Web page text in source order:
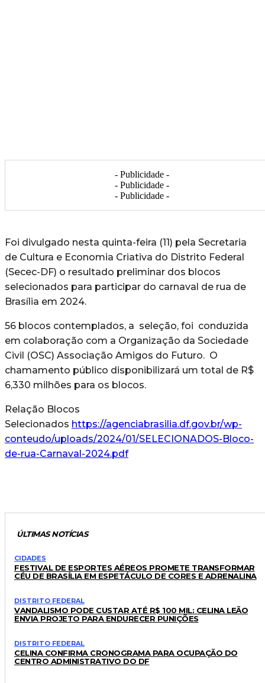
- Publicidade -
- Publicidade -
- Publicidade -
Foi divulgado nesta quinta-feira (11) pela Secretaria
de Cultura e Economia Criativa do Distrito Federal
(Secec-DF) o resultado preliminar dos blocos
selecionados para participar do carnaval de rua de
Brasília em 2024.
56 blocos contemplados, a seleção, foi conduzida
em colaboração com a Organização da Sociedade
Civil (OSC) Associação Amigos do Futuro. O
chamamento público disponibilizará um total de R$
6,330 milhões para os blocos.
Relação Blocos
Selecionados https://agenciabrasilia.df.gov.br/wp-
conteudo/uploads/2024/01/SELECIONADOS-Bloco-
de-rua-Carnaval-2024.pdf
ÚLTIMAS NOTÍCIAS
CIDADES
FESTIVAL DE ESPORTES AÉREOS PROMETE TRANSFORMAR
CÉU DE BRASÍLIA EM ESPETÁCULO DE CORES E ADRENALINA
DISTRITO FEDERAL
VANDALISMO PODE CUSTAR ATÉ R$ 100 MIL: CELINA LEÃO
ENVIA PROJETO PARA ENDURECER PUNIÇÕES
DISTRITO FEDERAL
CELINA CONFIRMA CRONOGRAMA PARA OCUPAÇÃO DO
CENTRO ADMINISTRATIVO DO DF